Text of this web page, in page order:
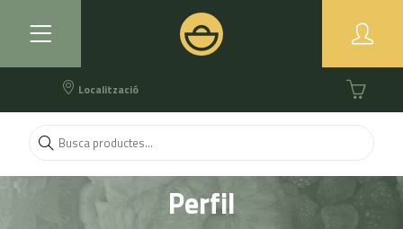
Localització
Perfil